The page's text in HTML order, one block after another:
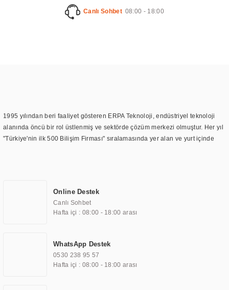
Canlı Sohbet 08:00 - 18:00
1995 yılından beri faaliyet gösteren ERPA Teknoloji, endüstriyel teknoloji
alanında öncü bir rol üstlenmiş ve sektörde çözüm merkezi olmuştur. Her yıl
"Türkiye'nin ilk 500 Bilişim Firması" sıralamasında yer alan ve yurt içinde
TOCHI markası altında kendi ürettiği ürünlerde kullanmıştır. Günümüzde
TOCHI; videowall, digital signage, kiosk, totem, akıllı durak ekranı, araç içi
ekran, asansör ekranı, digital menüboard, marin ekran, medikal ekran,
ekranları, endüstriyel ekranlar, kapı önü bilgi ekranları, panel PC,
endüstriyel Panel PC, mini PC, endüstriyel mini PC ve akıllı bina sistemleri
gibi çözümleri 4.5" ile 110” boyutları arasında üretebilirken, ayrıca standart
Online Destek
Canlı Sohbet
Hafta içi : 08:00 - 18:00 arası
WhatsApp Destek
0530 238 95 57
Hafta içi : 08:00 - 18:00 arası